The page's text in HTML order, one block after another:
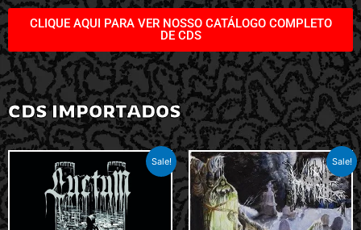
CLIQUE AQUI PARA VER NOSSO CATÁLOGO COMPLETO
DE CDS
CDS IMPORTADOS
Sale! Sale!